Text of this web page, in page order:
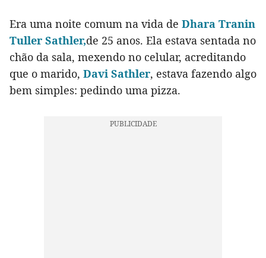
Era uma noite comum na vida de Dhara Tranin
Tuller Sathler,de 25 anos. Ela estava sentada no
chão da sala, mexendo no celular, acreditando
que o marido, Davi Sathler, estava fazendo algo
bem simples: pedindo uma pizza.